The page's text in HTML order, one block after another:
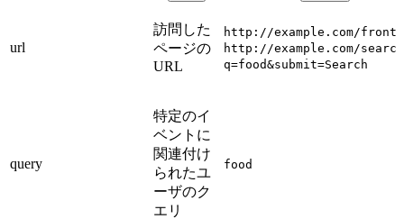
url
訪問した
ページの
URL
http://example.com/
http://example.com/
q=food&submit=Search
query
特定のイ
ベントに
関連付け
られたユ
ーザのク
エリ
food